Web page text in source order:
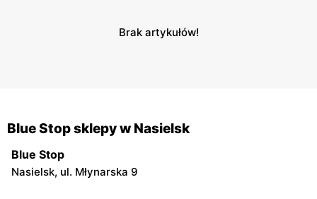
Brak artykułów!
Blue Stop sklepy w Nasielsk
Blue Stop
Nasielsk, ul. Młynarska 9